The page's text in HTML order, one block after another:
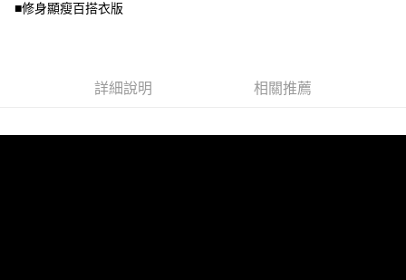
由本公司與您本人進行分期帳單所需資料之確認、核對及更正。
客戶支援中心」 https://netprotections.freshdesk.com/support/home
易，需依本服務之必要範圍內提供個人資料，並將交易相關給付款項請求債
權轉讓予恩沛科技股份有限公司。
每筆NT$70，滿NT$699(含以上)免運費
■修身顯瘦百搭衣版
詳細說明 相關推薦